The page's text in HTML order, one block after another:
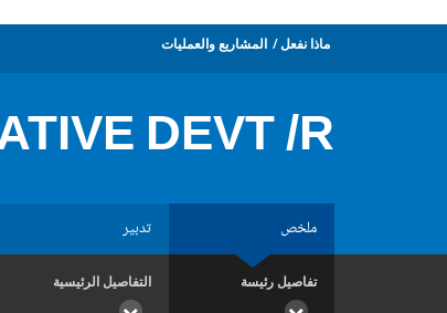
ماذا نفعل المشاريع والعمليات
DEVT /R
ملخص تدبير
تفاصيل رئيسة التفاصيل الرئيسية